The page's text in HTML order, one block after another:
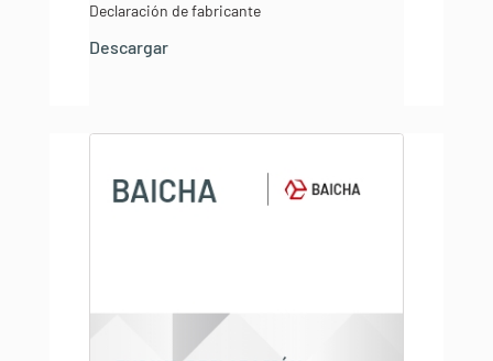
Declaración de fabricante
Descargar